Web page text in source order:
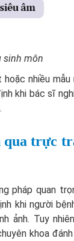
sinh môn
nhiều
khi bác sĩ
qua trực
pháp quan
khi người
ảnh. Tuy
khoa